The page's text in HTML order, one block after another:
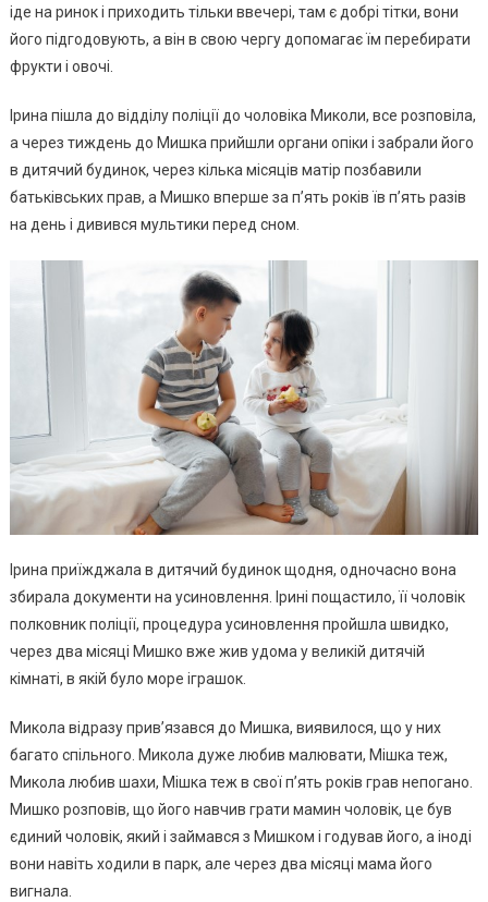
іде на ринок і приходить тільки ввечері, там є добрі тітки, вони
його підгодовують, а він в свою чергу допомагає їм перебирати
фрукти і овочі.
Ірина пішла до відділу поліції до чоловіка Миколи, все розповіла,
а через тиждень до Мишка прийшли органи опіки і забрали його
в дитячий будинок, через кілька місяців матір позбавили
батьківських прав, а Мишко вперше за п’ять років їв п’ять разів
на день і дивився мультики перед сном.
Ірина приїжджала в дитячий будинок щодня, одночасно вона
збирала документи на усиновлення. Ірині пощастило, її чоловік
полковник поліції, процедура усиновлення пройшла швидко,
через два місяці Мишко вже жив удома у великій дитячій
кімнаті, в якій було море іграшок.
Микола відразу прив’язався до Мишка, виявилося, що у них
багато спільного. Микола дуже любив малювати, Мішка теж,
Микола любив шахи, Мішка теж в свої п’ять років грав непогано.
Мишко розповів, що його навчив грати мамин чоловік, це був
єдиний чоловік, який і займався з Мишком і годував його, а іноді
вони навіть ходили в парк, але через два місяці мама його
вигнала.